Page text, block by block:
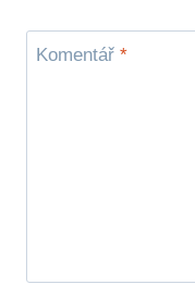
Komentář *